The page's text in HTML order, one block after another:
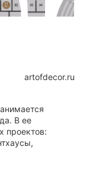
artofdecor.ru
В ее
проектов: